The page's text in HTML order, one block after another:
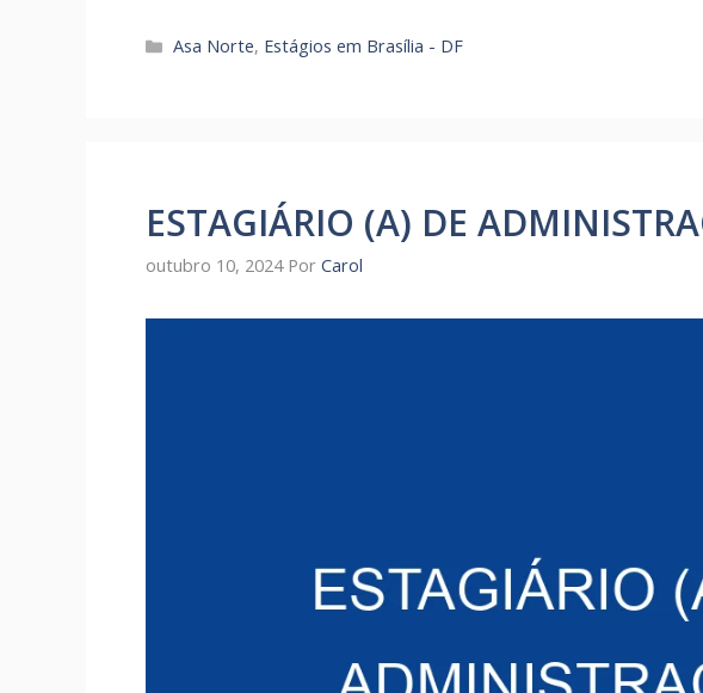
Categorias
Asa Norte, Estágios em Brasília - DF
ESTAGIÁRIO (A) DE
outubro 10, 2024 Por Carol